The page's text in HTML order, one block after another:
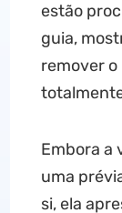
estão
guia,
remover o
Embora a
uma
si, ela